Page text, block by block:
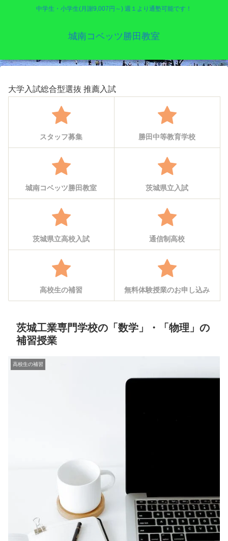
中学生・小学生(月謝9,007円～) 週１より通塾可能です！
城南コベッツ勝田教室
大学入試総合型選抜 推薦入試
スタッフ募集 勝田中等教育学校
城南コベッツ勝田教室 茨城県立入試
茨城県立高校入試 通信制高校
高校生の補習 無料体験授業のお申し込み
茨城工業専門学校の「数学」・「物理」の
補習授業
高校生の補習